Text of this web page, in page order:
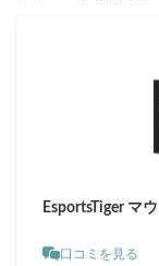
EsportsTiger マ
口コミを見る